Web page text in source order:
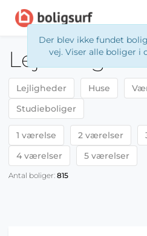
Der blev ikke fundet
vej. Viser alle boliger i
Lejeboliger
Lejligheder Huse
Studieboliger
1 værelse 2 værelser
4 værelser
5 værelser
Antal boliger: 815